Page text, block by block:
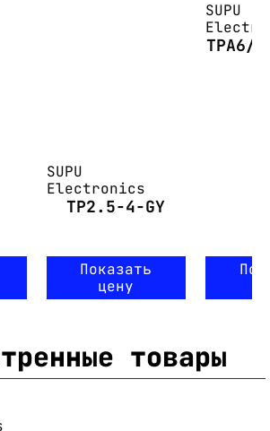
SUPU
Electronics
TP2.5-4-GY
Показать
цену
SUPU
TPA6/
товары